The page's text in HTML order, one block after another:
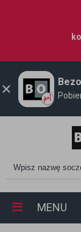
MENU